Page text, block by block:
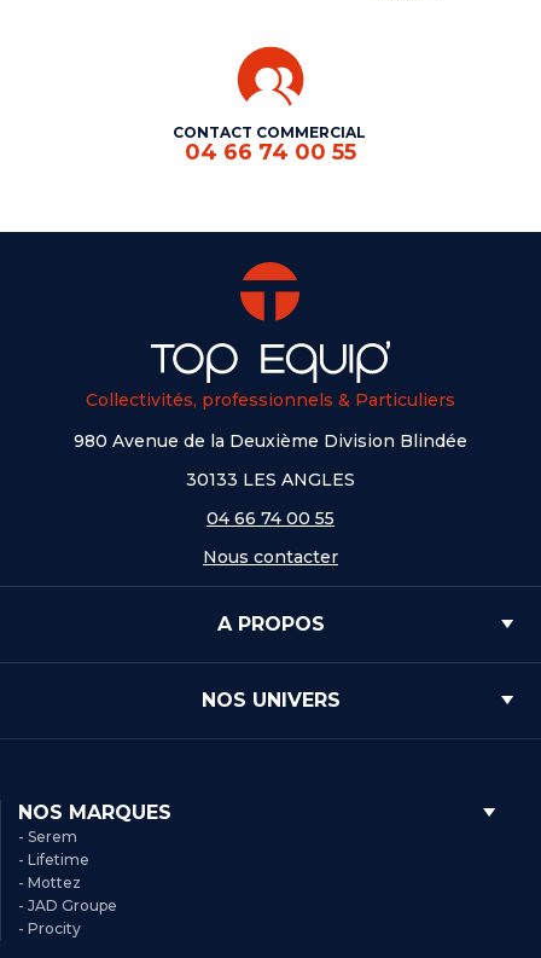
CONTACT COMMERCIAL
04 66 74 00 55
Collectivités, professionnels & Particuliers
980 Avenue de la Deuxième Division Blindée
30133 LES ANGLES
04 66 74 00 55
Nous contacter
A PROPOS
NOS UNIVERS
NOS MARQUES
- Serem
- Lifetime
- Mottez
- JAD Groupe
- Procity